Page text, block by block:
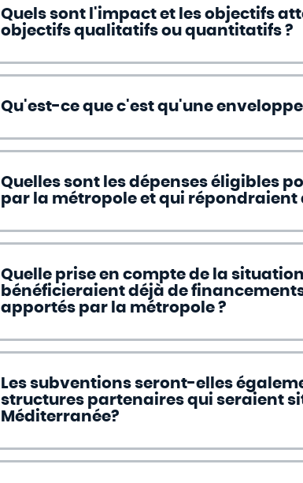
Quels sont l'impact et les objectifs
objectifs qualitatifs ou quantitatifs ?
Qu'est-ce que c'est qu'une
Quelles sont les dépenses éligibles
par la métropole et qui répondraient
Quelle prise en compte de la
bénéficieraient déjà de
apportés par la métropole ?
Les subventions seront-elles
structures partenaires qui seraient
Méditerranée?